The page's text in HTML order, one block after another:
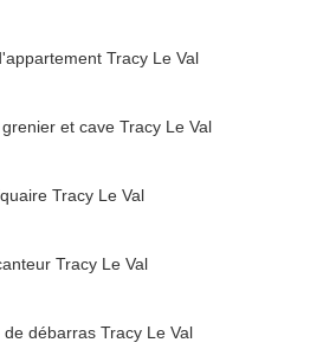
Tracy Le Val
et cave Tracy Le Val
Tracy Le Val
Tracy Le Val
de débarras Tracy Le Val